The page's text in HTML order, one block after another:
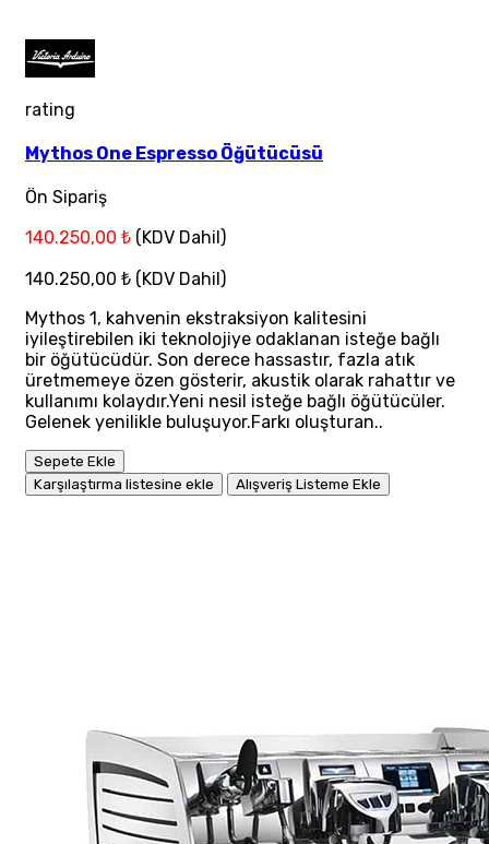
rating
Mythos One Espresso Öğütücüsü
Ön Sipariş
140.250,00 ₺ (KDV Dahil)
140.250,00 ₺ (KDV Dahil)
Mythos 1, kahvenin ekstraksiyon kalitesini
iyileştirebilen iki teknolojiye odaklanan isteğe bağlı
bir öğütücüdür. Son derece hassastır, fazla atık
üretmemeye özen gösterir, akustik olarak rahattır ve
kullanımı kolaydır.Yeni nesil isteğe bağlı öğütücüler.
Gelenek yenilikle buluşuyor.Farkı oluşturan..
Sepete Ekle
Karşılaştırma listesine ekle
Alışveriş Listeme Ekle